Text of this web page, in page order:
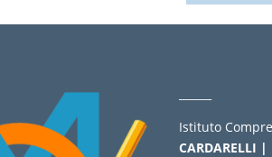
Istituto
CARDARELLI |